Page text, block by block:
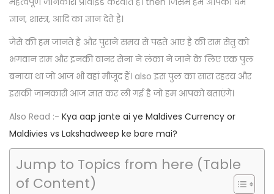
2
4
ज्ञान, शास्त्र, आदि का ज्ञान देते है।
जैसे की हम जानते है और पुराने समय से पढ़ते आए है की राम सेतु को
भगवान राम और इनकी वानर सेना ने लंका ने जाने के लिए एक पुल
बनाया था जो आज भी वहां मौजूद हैं। also इस पुल का सारा रहस्य और
इसकी जानकारी आज ज्ञात कर ली गई है जो हम आपको बताएंगे।
Also Read :- Kya aap jante ai ye Maldives Currency or
Maldivies vs Lakshadweep ke bare mai?
Jump to Topics from here (Table
of Content)